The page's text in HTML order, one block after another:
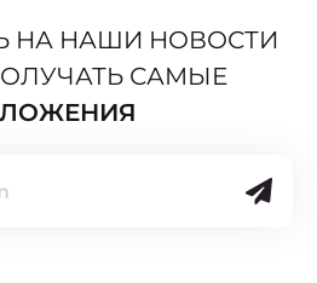
НА НАШИ НОВОСТИ
САМЫЕ